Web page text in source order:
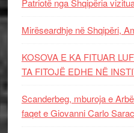
Patriotë nga Shqipëria
Mirëseardhje në Shqipëri,
KOSOVA E KA FITUAR
TA FITOJË EDHE NË
Scanderbeg, mburoja e
faqet e Giovanni Carlo